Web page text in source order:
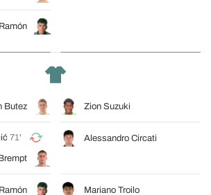
Butez Zion Suzuki
71' Alessandro Circati
Mariano Troilo